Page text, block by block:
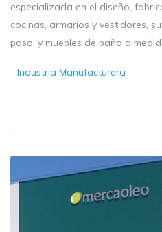
especializada en el diseño,
cocinas, armarios y vestidores,
paso, y muebles de baño a
Industria Manufacturera